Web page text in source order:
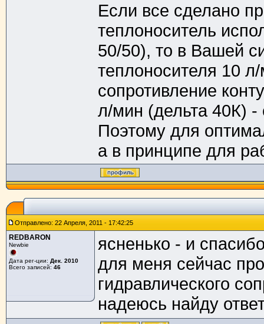
Если все сделано
теплоноситель
50/50), то в Вашей
теплоносителя 10
сопротивление
л/мин (дельта 40К) -
Поэтому для
а в принципе для
Отправлено: 22 Апреля, 2011 - 17:42:25
REDBARON
Newbie
Дата рег-ции: Дек. 2010
Всего записей: 46
ясненько - и
для меня сейчас
гидравлического
надеюсь найду